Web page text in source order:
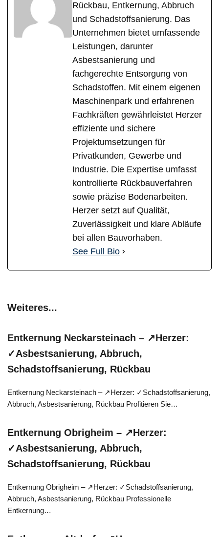
Rückbau, Entkernung, Abbruch
und Schadstoffsanierung. Das
Unternehmen bietet umfassende
Leistungen, darunter
Asbestsanierung und
fachgerechte Entsorgung von
Schadstoffen. Mit einem eigenen
Maschinenpark und erfahrenen
Fachkräften gewährleistet Herzer
effiziente und sichere
Projektumsetzungen für
Privatkunden, Gewerbe und
Industrie. Die Expertise umfasst
kontrollierte Rückbauverfahren
sowie präzise Bodenarbeiten.
Herzer setzt auf Qualität,
Zuverlässigkeit und klare Abläufe
bei allen Bauvorhaben.
See Full Bio
Weiteres...
Entkernung Neckarsteinach – ↗️Herzer:
✓Asbestsanierung, Abbruch,
Schadstoffsanierung, Rückbau
Entkernung Neckarsteinach – ↗️Herzer: ✓Schadstoffsanierung,
Abbruch, Asbestsanierung, Rückbau Profitieren Sie…
Entkernung Obrigheim – ↗️Herzer:
✓Asbestsanierung, Abbruch,
Schadstoffsanierung, Rückbau
Entkernung Obrigheim – ↗️Herzer: ✓Schadstoffsanierung,
Abbruch, Asbestsanierung, Rückbau Professionelle
Entkernung…